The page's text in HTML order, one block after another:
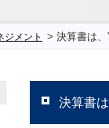
ジメント > 決算書は、
決算書